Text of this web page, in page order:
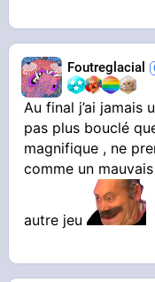
Foutreglacial
Au final j’ai jamais
pas plus bouclé
magnifique , ne
comme un
autre jeu